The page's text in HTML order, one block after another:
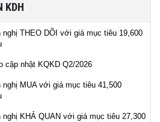
KDH
nghị THEO DÕI với giá mục tiêu 19,600
cập nhật KQKD Q2/2026
nghị MUA với giá mục tiêu 41,500
nghị KHẢ QUAN với giá mục tiêu 27,300